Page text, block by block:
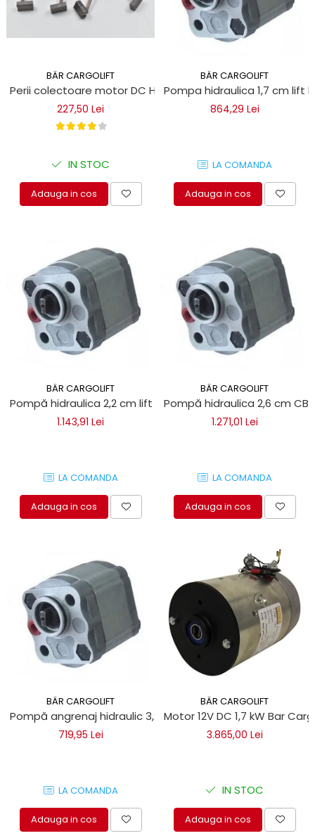
BÄR CARGOLIFT
Perii colectoare motor DC Haldex Concentric 12MG32THE
227,50 Lei
IN STOC
Adauga in cos
BÄR CARGOLIFT
Pompa hidraulica 1,7 cm lift
864,29 Lei
LA COMANDA
Adauga in cos
BÄR CARGOLIFT
Pompă hidraulica 2,2 cm lift oblon Bar Cargolift
1.143,91 Lei
LA COMANDA
Adauga in cos
BÄR CARGOLIFT
Pompă hidraulica 2,6 cm
1.271,01 Lei
LA COMANDA
Adauga in cos
BÄR CARGOLIFT
Pompă angrenaj hidraulic 3,2 cm CBK Bar Cargolift
719,95 Lei
LA COMANDA
Adauga in cos
BÄR CARGOLIFT
Motor 12V DC 1,7 kW Bar
3.865,00 Lei
IN STOC
Adauga in cos